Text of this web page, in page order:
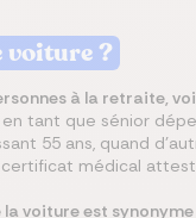
voiture ?
à la retraite,
tant que sénior
55 ans, quand
médical
voiture est